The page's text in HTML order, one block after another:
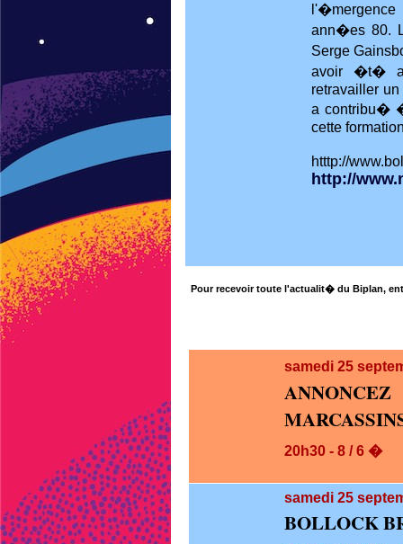
ann�es 80.
Serge
avoir �t�
retravailler
a contribu�
cette
htttp://
http://
Pour recevoir toute l'actualit� du Biplan,
samedi 25
20h30 - 8 / 6 �
samedi 25
BOLLOCK